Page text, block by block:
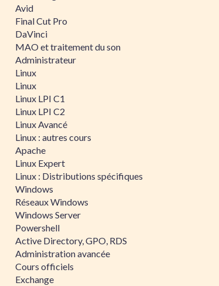
Avid
Final Cut Pro
DaVinci
MAO et traitement du son
Administrateur
Linux
Linux
Linux LPI C1
Linux LPI C2
Linux Avancé
Linux : autres cours
Apache
Linux Expert
Linux : Distributions spécifiques
Windows
Réseaux Windows
Windows Server
Powershell
Active Directory, GPO, RDS
Administration avancée
Cours officiels
Exchange